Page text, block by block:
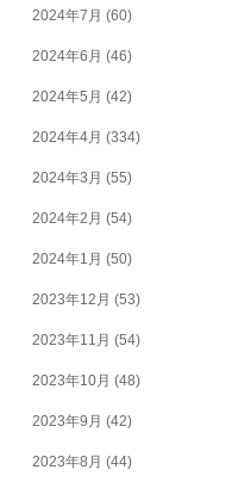
2024年7月 (60)
2024年6月 (46)
2024年5月 (42)
2024年4月 (334)
2024年3月 (55)
2024年2月 (54)
2024年1月 (50)
2023年12月 (53)
2023年11月 (54)
2023年10月 (48)
2023年9月 (42)
2023年8月 (44)